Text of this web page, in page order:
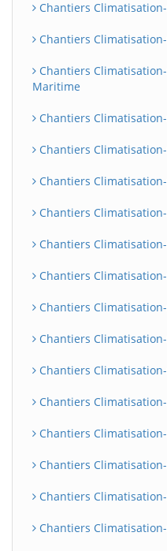
Chantiers
Chantiers
Chantiers
Maritime
Chantiers
Chantiers
Chantiers
Chantiers
Chantiers
Chantiers
Chantiers
Chantiers
Chantiers
Chantiers
Chantiers
Chantiers
Chantiers
Chantiers